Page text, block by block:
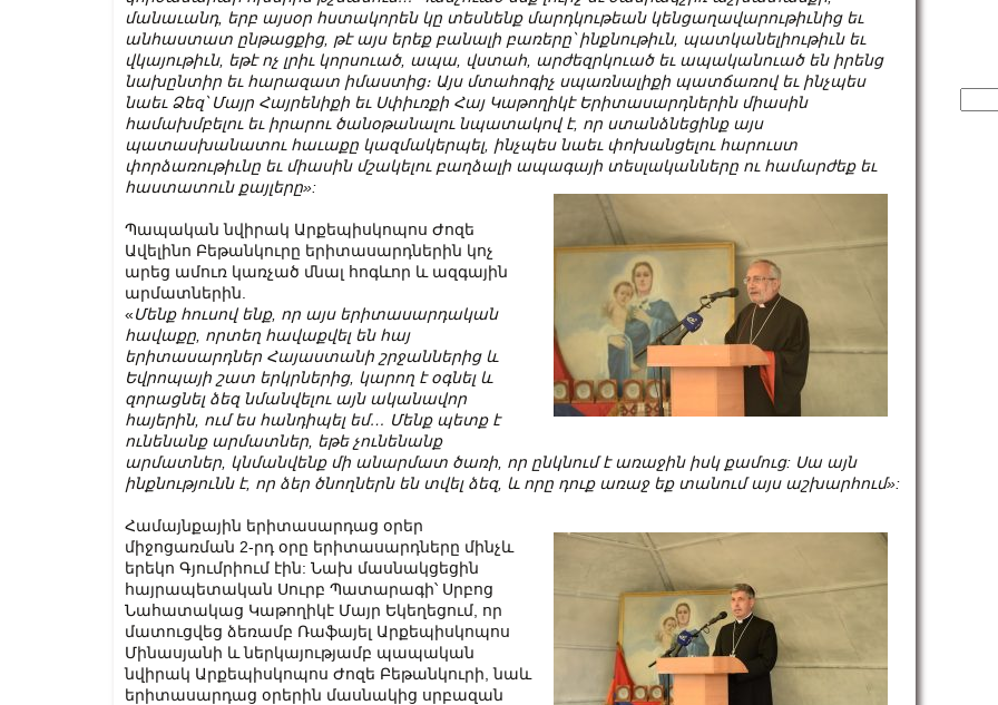
մանաւանդ, երբ այսօր հստակորեն կը տեսնենք մարդկութեան կենցաղավարութիւնից եւ
անհաստատ ընթացքից, թէ այս երեք բանալի բառերը՝ ինքնութիւն, պատկանելիութիւն եւ
վկայութիւն, եթէ ոչ լրիւ կորսուած, ապա, վստահ, արժեզրկուած եւ ապականուած են իրենց
նախընտիր եւ հարազատ իմաստից։ Այս մտահոգիչ սպառնալիքի պատճառով եւ ինչպես
նաեւ Ձեզ՝ Մայր Հայրենիքի եւ Սփիւռքի Հայ Կաթողիկէ Երիտասարդներին միասին
համախմբելու եւ իրարու ծանօթանալու նպատակով է, որ ստանձնեցինք այս
պատասխանատու հաւաքը կազմակերպել, ինչպես նաեւ փոխանցելու հարուստ
փորձառութիւնը եւ միասին մշակելու բաղձալի ապագայի տեսլականները ու համարժեք եւ
հաստատուն քայլերը»:
Պապական նվիրակ Արքեպիսկոպոս Ժոզե
Ավելինո Բեթանկուրը երիտասարդներին կոչ
արեց ամուռ կառչած մնալ հոգևոր և ազգային
արմատներին.
«Մենք հուսով ենք, որ այս երիտասարդական
հավաքը որտեղ հավաքվել են հայ
երիտասարդներ Հայաստանի շրջաններից և
Եվրոպայի շատ երկրներից, կարող է օգնել և
զորացնել ձեզ նմանվելու այն ականավոր
հայերին, ում ես հանդիպել եմ… Մենք պետք է
ունենանք արմատներ, եթե չունենանք
արմատներ, կնմանվենք մի անարմատ ծառի, որ ընկնում է առաջին իսկ քամուց: Սա այն
ինքնությունն է, որ ձեր ծնողներն են տվել ձեզ, և որը դուք առաջ եք տանում այս աշխարհում»:
Համայնքային երիտասարդաց օրեր
միջոցառման 2-րդ օրը երիտասարդները մինչև
երեկո Գյումրիում էին: Նախ մասնակցեցին
հայրապետական Սուրբ Պատարագի՝ Սրբոց
Նահատակաց Կաթողիկէ Մայր Եկեղեցում, որ
մատուցվեց ձեռամբ Ռաֆայել Արքեպիսկոպոս
Մինասյանի և ներկայությամբ պապական
նվիրակ Արքեպիսկոպոս Ժոզե Բեթանկուրի, նաև
երիտասարդաց օրերին մասնակից սրբազան
for: